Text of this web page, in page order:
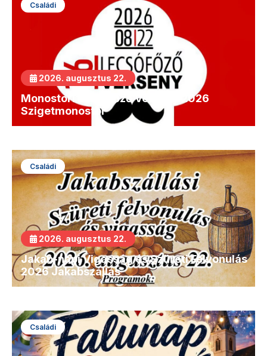
Családi
2026. augusztus 22.
Monostori Lecsófőző Verseny 2026
Szigetmonostor
Családi
2026. augusztus 22.
Jakab-napi Vigasság és Szüreti Felvonulás
2026 Jakabszállás
Családi